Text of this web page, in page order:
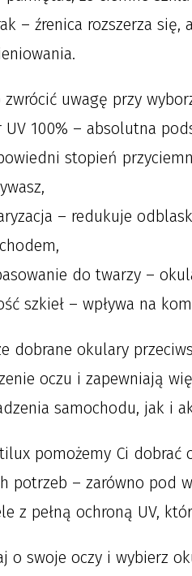
– źrenica rozszerza
zwrócić uwagę przy
UV 100% – absolutna
stopień
– redukuje
do twarzy –
szkieł – wpływa na
dobrane okulary
oczu i zapewniają
samochodu, jak i
pomożemy Ci dobrać
potrzeb – zarówno pod
z pełną ochroną UV,
o swoje oczy i wybierz